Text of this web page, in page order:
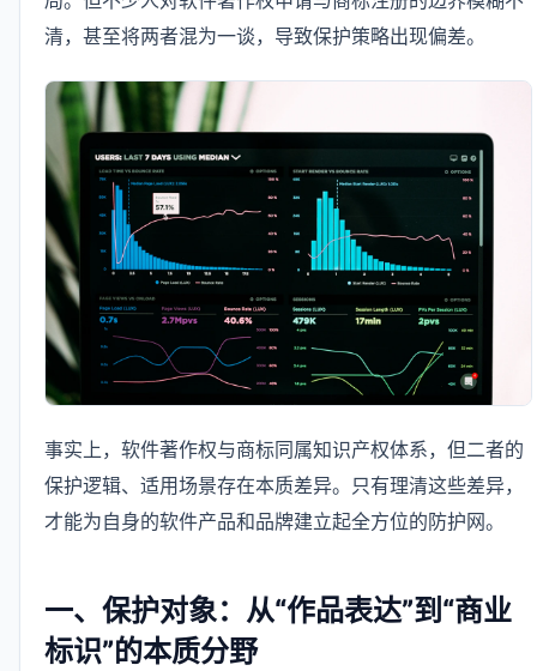
清，甚至将两者混为一谈，导致保护策略出现偏差。
事实上，软件著作权与商标同属知识产权体系，但二者的
保护逻辑、适用场景存在本质差异。只有理清这些差异，
才能为自身的软件产品和品牌建立起全方位的防护网。
一、保护对象：从“作品表达”到“商业
标识”的本质分野